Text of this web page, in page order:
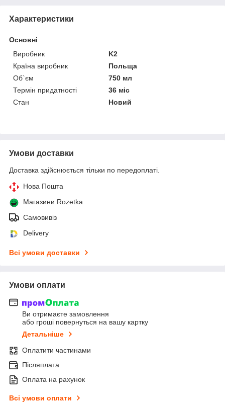
Характеристики
Основні
Виробник
K2
Країна виробник
Польща
Об`єм
750 мл
Термін придатності
36 міс
Стан
Новий
Умови доставки
Доставка здійснюється тільки по передоплаті.
Нова Пошта
Магазини Rozetka
Самовивіз
Delivery
Всі умови доставки
Умови оплати
Ви отримаєте замовлення
або гроші повернуться на вашу картку
Детальніше
Оплатити частинами
Післяплата
Оплата на рахунок
Всі умови оплати